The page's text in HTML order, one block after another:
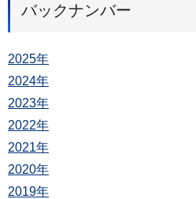
バックナンバー
2025年
2024年
2023年
2022年
2021年
2020年
2019年